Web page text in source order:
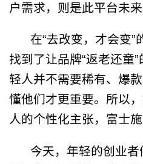
户需求，则是此平台未来
在“去改变，才会变”
找到了让品牌“返老还童”
轻人并不需要稀有、爆
懂他们才更重要。所以
人的个性化主张，富士
今天，年轻的创业